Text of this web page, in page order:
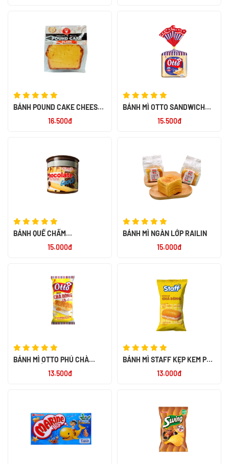
BÁNH POUND CAKE CHEESE
16.500đ
BÁNH MÌ OTTO SANDWICH
15.500đ
BÁNH QUẾ CHẤM
15.000đ
BÁNH MÌ NGÀN LỚP RAILIN
15.000đ
BÁNH MÌ OTTO PHỦ CHÀ
13.500đ
BÁNH MÌ STAFF KẸP KEM PHÔ
13.000đ